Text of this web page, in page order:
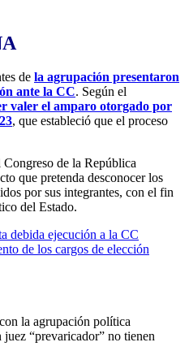
de la agrupación presentaron
ante la CC. Según el
valer el amparo otorgado por
, que estableció que el proceso
de la República
que pretenda desconocer los
por sus integrantes, con el fin
del Estado.
debida ejecución a la CC
de los cargos de elección
la agrupación política
juez “prevaricador” no tienen